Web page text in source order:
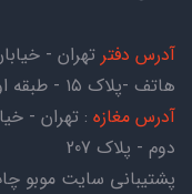
آدرس دفتر تهران -
هاتف -پلاک ۱۵ - طبقه اول - واحد ۱
آدرس مغازه : تهران -
دوم - پلاک 207
پشتیبانی سایت موبو